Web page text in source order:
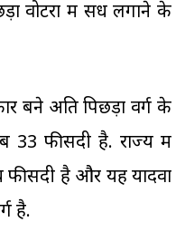
वोटरों में सेंध लगाने के
बने अति पिछड़ा वर्ग के
33 फीसदी है. राज्य में
फीसदी है और यह यादवों
है.